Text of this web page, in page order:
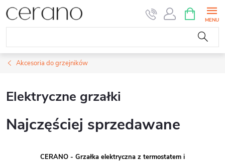
Przejść
do
treści
KOSZYK
Akcesoria do grzejników
Elektryczne grzałki
Najczęściej sprzedawane
CERANO - Grzałka elektryczna z termostatem i